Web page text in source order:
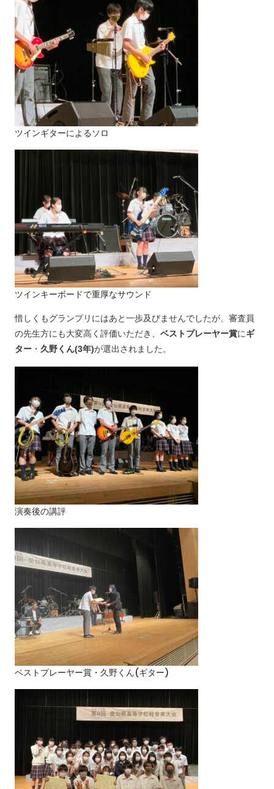
ツインギターによるソロ
ツインキーボードで重厚なサウンド
惜しくもグランプリにはあと一歩及びませんでしたが、審査員
の先生方にも大変高く評価いただき、 ベストプレーヤー賞にギ
ター ・ 久野くん(3年)が選出されました。
演奏後の講評
ベストプレーヤー賞・久野くん(ギター)